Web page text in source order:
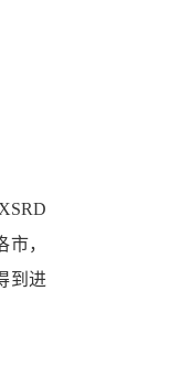
，
到进